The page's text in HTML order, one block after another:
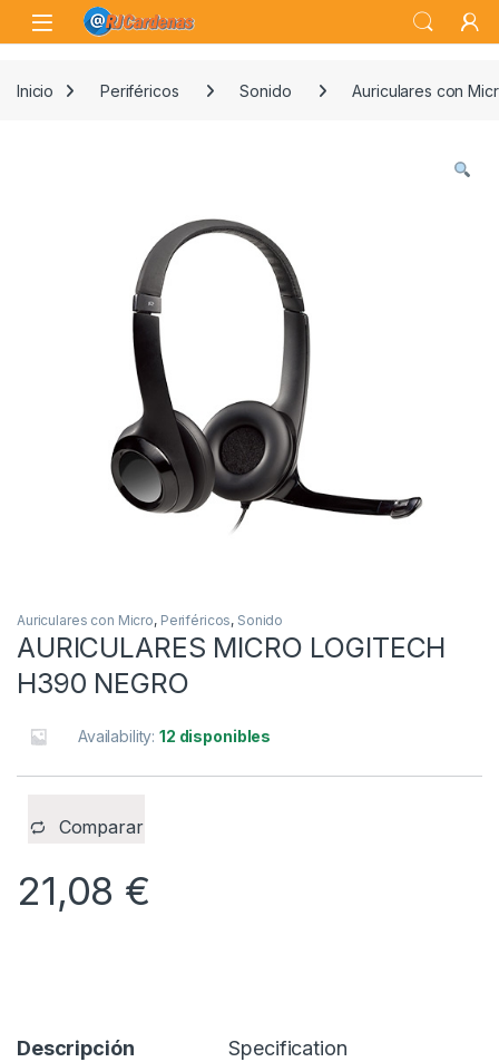
Skip to navigation
Skip to content
Open
Inicio Periféricos Sonido Auriculares con
Auriculares con Micro, Periféricos, Sonido
AURICULARES MICRO LOGITECH
H390 NEGRO
Availability:12 disponibles
Comparar
21,08 €
Descripción Specification